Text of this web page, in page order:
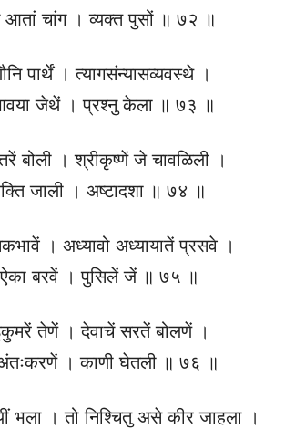
आतां चांग । व्यक्त पुसों ॥ ७२ ॥
पार्थें । त्यागसंन्यासव्यवस्थे ।
जेथें । प्रश्नु केला ॥ ७३ ॥
बोली । श्रीकृष्णें जे चावळिली ।
जाली । अष्टादशा ॥ ७४ ॥
। अध्यावो अध्यायातें प्रसवे ।
बरवें । पुसिलें जें ॥ ७५ ॥
तेणें । देवाचें सरतें बोलणें ।
अंतःकरणें । काणी घेतली ॥ ७६ ॥
भला । तो निश्चितु असे कीर जाहला ।